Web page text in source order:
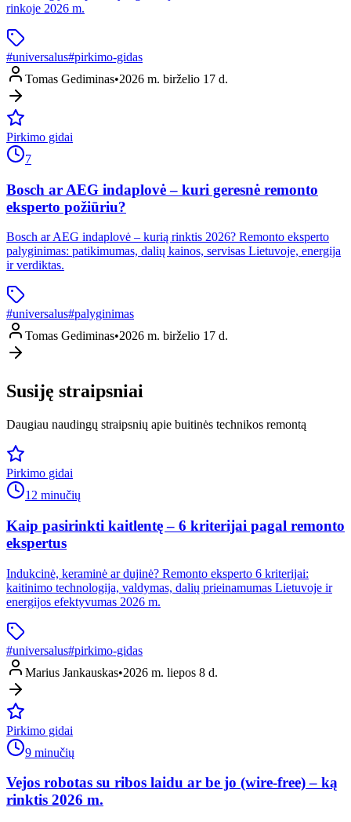
rinkoje 2026 m.
#universalus#pirkimo-gidas
Tomas Gediminas•2026 m. birželio 17 d.
Pirkimo gidai
7
Bosch ar AEG indaplovė – kuri geresnė remonto
eksperto požiūriu?
Bosch ar AEG indaplovė – kurią rinktis 2026? Remonto eksperto
palyginimas: patikimumas, dalių kainos, servisas Lietuvoje, energija
ir verdiktas.
#universalus#palyginimas
Tomas Gediminas•2026 m. birželio 17 d.
Susiję straipsniai
Daugiau naudingų straipsnių apie buitinės technikos remontą
Pirkimo gidai
12 minučių
Kaip pasirinkti kaitlentę – 6 kriterijai pagal remonto
ekspertus
Indukcinė, keraminė ar dujinė? Remonto eksperto 6 kriterijai:
kaitinimo technologija, valdymas, dalių prieinamumas Lietuvoje ir
energijos efektyvumas 2026 m.
#universalus#pirkimo-gidas
Marius Jankauskas•2026 m. liepos 8 d.
Pirkimo gidai
9 minučių
Vejos robotas su ribos laidu ar be jo (wire-free) – ką
rinktis 2026 m.